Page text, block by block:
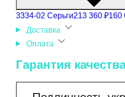
3334-02 Серьги213 360 ₽160
Доставка
Оплата
Гарантия